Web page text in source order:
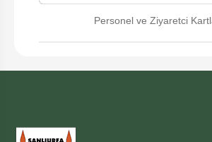
Personel ve Ziyaretci